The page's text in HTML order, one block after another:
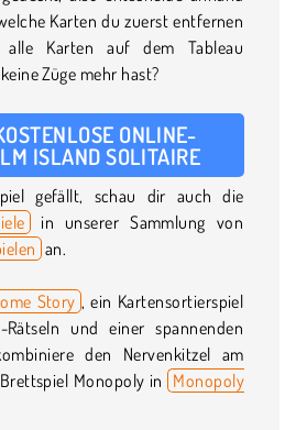
Karten du zuerst entfernen
Karten auf dem Tableau
Züge mehr hast?
ONLINE-
ISLAND SOLITAIRE
gefällt, schau dir auch die
in unserer Sammlung von
an.
Story , ein Kartensortierspiel
und einer spannenden
den Nervenkitzel am
Monopoly in Monopoly